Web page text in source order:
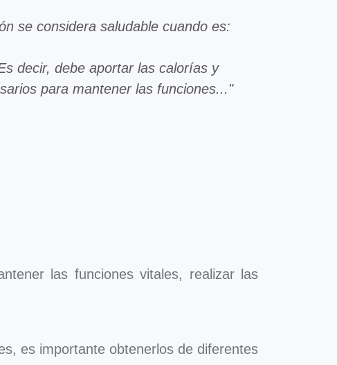
se considera saludable cuando es:
decir, debe aportar las calorías y
para mantener las funciones..."
las funciones vitales, realizar las
es importante obtenerlos de diferentes